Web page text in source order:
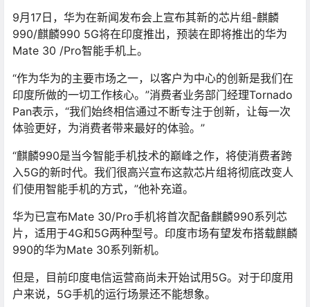
9月17日，华为在新闻发布会上宣布其新的芯片组-麒麟
990/麒麟990 5G将在印度推出，预装在即将推出的华为
Mate 30 /Pro智能手机上。
“作为华为的主要市场之一，以客户为中心的创新是我们在
印度所做的一切工作核心。”消费者业务部门经理Tornado
Pan表示，“我们始终相信通过不断专注于创新，让每一次
体验更好，为消费者带来最好的体验。”
“麒麟990是当今智能手机技术的巅峰之作，将使消费者跨
入5G的新时代。我们很高兴宣布这款芯片组将彻底改变人
们使用智能手机的方式，”他补充道。
华为已宣布Mate 30/Pro手机将首次配备麒麟990系列芯
片，适用于4G和5G两种型号。印度市场有望发布搭载麒麟
990的华为Mate 30系列新机。
但是，目前印度电信运营商尚未开始试用5G。对于印度用
户来说，5G手机的运行场景还不能想象。